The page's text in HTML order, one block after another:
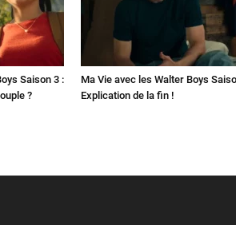
Saison 3 :
?
Ma Vie avec les Walter Boys
Explication de la fin !